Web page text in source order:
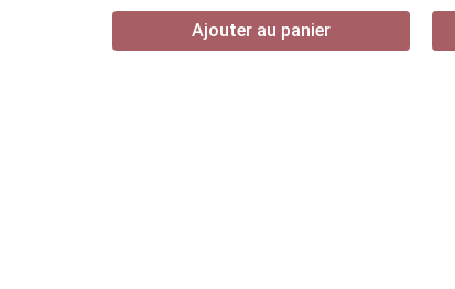
Ajouter au panier